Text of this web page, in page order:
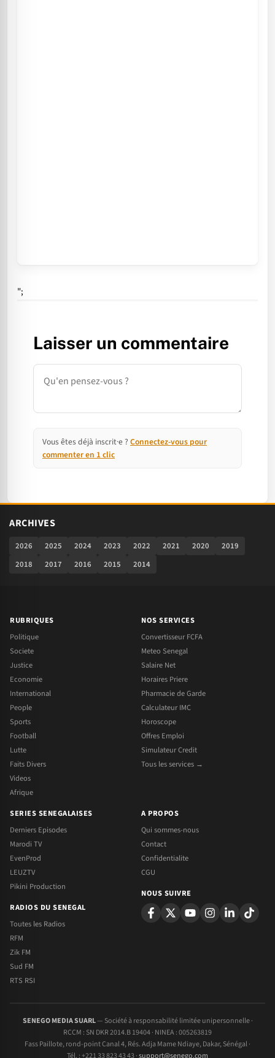
";
Laisser un commentaire
Commentaire
Vous êtes déjà inscrit·e ? Connectez-vous pour
commenter en 1 clic
ARCHIVES
2026 2025 2024 2023 2022 2021 2020
2019
2018
2017 2016 2015 2014
RUBRIQUES
Politique
Societe
Justice
Economie
International
People
Sports
Football
Lutte
Faits Divers
Videos
Afrique
NOS SERVICES
Convertisseur FCFA
Meteo Senegal
Salaire Net
Horaires Priere
Pharmacie de Garde
Calculateur IMC
Horoscope
Offres Emploi
Simulateur Credit
Tous les services →
SERIES SENEGALAISES
Derniers Episodes
Marodi TV
EvenProd
LEUZTV
Pikini Production
RADIOS DU SENEGAL
Toutes les Radios
RFM
Zik FM
Sud FM
RTS RSI
A PROPOS
Qui sommes-nous
Contact
Confidentialite
CGU
NOUS SUIVRE
SENEGO MEDIA SUARL— Société à responsabilité limitée unipersonnelle ·
RCCM : SN DKR 2014.B 19404 · NINEA : 005263819
Fass Paillote, rond-point Canal 4, Rés. Adja Mame Ndiaye, Dakar, Sénégal ·
Tél. : +221 33 823 43 43 ·support@senego.com